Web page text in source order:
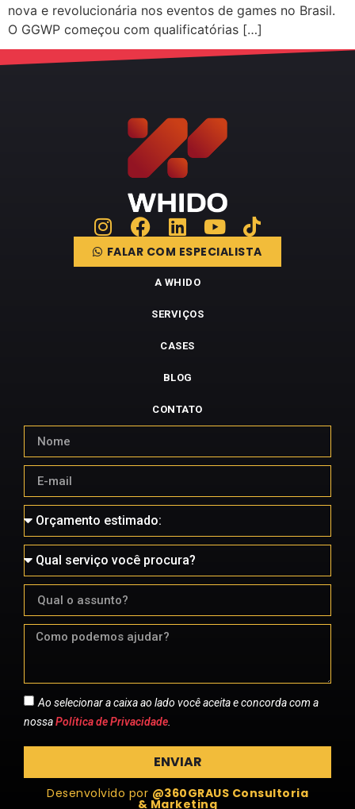
nova e revolucionária nos eventos de games no Brasil.
O GGWP começou com qualificatórias […]
FALAR COM ESPECIALISTA
A WHIDO
SERVIÇOS
CASES
BLOG
CONTATO
Ao selecionar a caixa ao lado você aceita e concorda com a
nossaPolítica de Privacidade
ENVIAR
Desenvolvido por @360GRAUS Consultoria
& Marketing